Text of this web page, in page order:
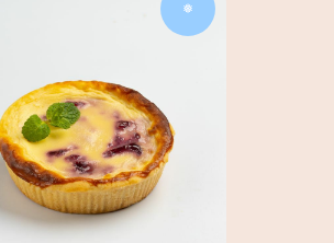
❅